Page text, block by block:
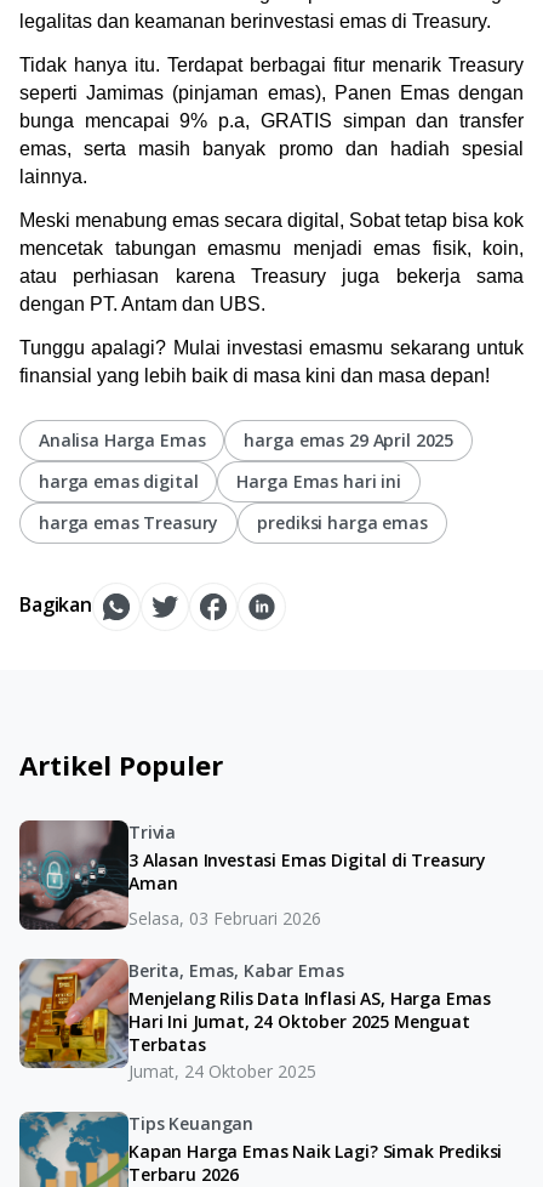
legalitas dan keamanan berinvestasi emas di Treasury.
Tidak hanya itu. Terdapat berbagai fitur menarik Treasury
seperti Jamimas (pinjaman emas), Panen Emas dengan
bunga mencapai 9% p.a, GRATIS simpan dan transfer
emas, serta masih banyak promo dan hadiah spesial
lainnya.
Meski menabung emas secara digital, Sobat tetap bisa kok
mencetak tabungan emasmu menjadi emas fisik, koin,
atau perhiasan karena Treasury juga bekerja sama
dengan PT. Antam dan UBS.
Tunggu apalagi? Mulai investasi emasmu sekarang untuk
finansial yang lebih baik di masa kini dan masa depan!
Analisa Harga Emas
harga emas 29 April 2025
harga emas digital
Harga Emas hari ini
harga emas Treasury
prediksi harga emas
Bagikan
Artikel Populer
Trivia
3 Alasan Investasi Emas Digital di Treasury
Aman
Selasa, 03 Februari 2026
Berita, Emas, Kabar Emas
Menjelang Rilis Data Inflasi AS, Harga Emas
Hari Ini Jumat, 24 Oktober 2025 Menguat
Terbatas
Jumat, 24 Oktober 2025
Tips Keuangan
Kapan Harga Emas Naik Lagi? Simak Prediksi
Terbaru 2026